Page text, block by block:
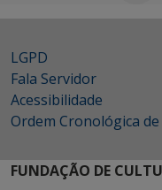
LGPD
Fala Servidor
Acessibilidade
Ordem Cronológica
FUNDAÇÃO DE